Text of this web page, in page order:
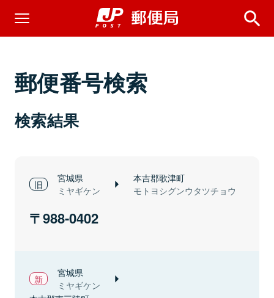
郵便番号検索
検索結果
宮城県
ミヤギケン
本吉郡歌津町
モトヨシグンウタツチョウ
988-0402
宮城県
ミヤギケン